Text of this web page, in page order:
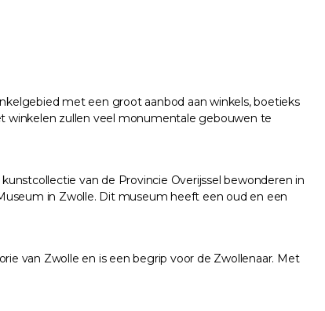
met een groot aanbod aan winkels, boetieks
winkelen zullen veel monumentale gebouwen te
van de Provincie Overijssel bewonderen in
in Zwolle. Dit museum heeft een oud en een
van Zwolle en is een begrip voor de Zwollenaar. Met